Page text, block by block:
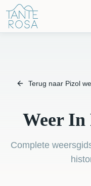
Terug naar Pizol
Weer
Complete